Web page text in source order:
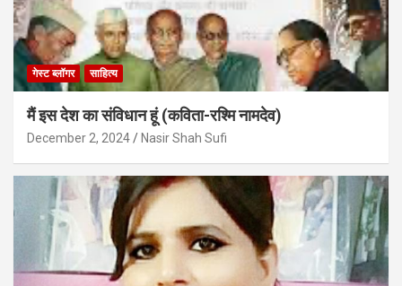
गेस्ट ब्लॉगर साहित्य
मैं इस देश का संविधान हूं (कविता-रश्मि नामदेव)
December 2, 2024 Nasir Shah Sufi